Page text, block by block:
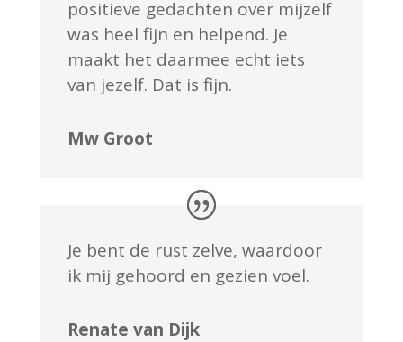
positieve gedachten over mijzelf
was heel fijn en helpend. Je
maakt het daarmee echt iets
van jezelf. Dat is fijn.
Mw Groot
Je bent de rust zelve, waardoor
ik mij gehoord en gezien voel.
Renate van Dijk